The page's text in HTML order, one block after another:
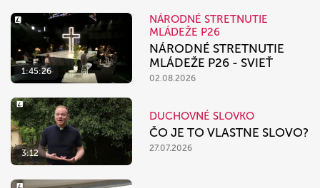
1:45:26
NÁRODNÉ STRETNUTIE
MLÁDEŽE P26
NÁRODNÉ STRETNUTIE
MLÁDEŽE P26 - SVIEŤ
02.08.2026
3:12
DUCHOVNÉ SLOVKO
ČO JE TO VLASTNE SLOVO?
27.07.2026